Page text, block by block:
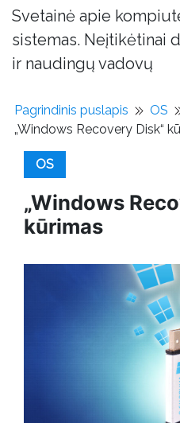
Svetainė apie
sistemas. Neįtikėtinai
ir naudingų vadovų
Pagrindinis puslapis
OS
„Windows Recovery Disk“
OS
„Windows
kūrimas